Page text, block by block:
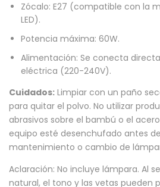
Zócalo: E27 (compatible con la
LED).
Potencia máxima: 60W.
Alimentación: Se conecta
eléctrica (220-240V).
Cuidados: Limpiar con un paño
para quitar el polvo. No utilizar
abrasivos sobre el bambú o el
equipo esté desenchufado antes
mantenimiento o cambio de
Aclaración: No incluye lámpara. Al
natural, el tono y las vetas pueden